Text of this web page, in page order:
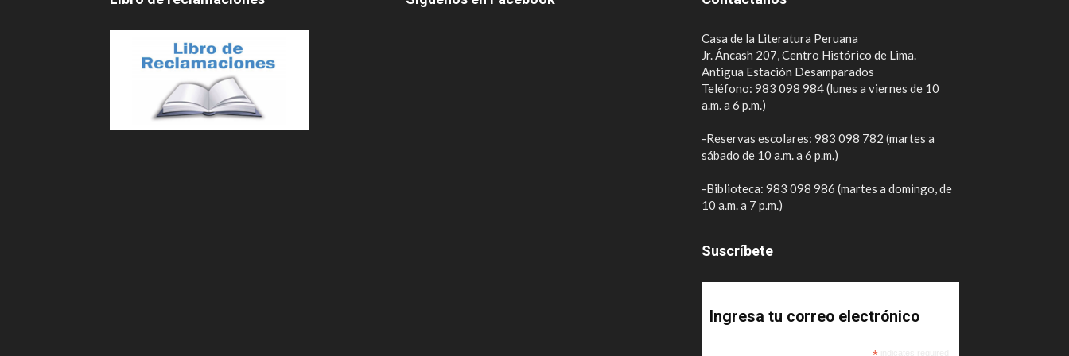
Casa de la Literatura Peruana
Jr. Áncash 207, Centro Histórico de Lima.
Antigua Estación Desamparados
Teléfono: 983 098 984 (lunes a viernes de 10
a.m. a 6 p.m.)
-Reservas escolares: 983 098 782 (martes a
sábado de 10 a.m. a 6 p.m.)
-Biblioteca: 983 098 986 (martes a domingo, de
10 a.m. a 7 p.m.)
Suscríbete
Ingresa tu correo electrónico